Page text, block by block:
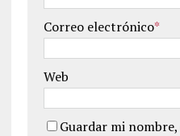
Correo electrónico*
Web
Guardar mi